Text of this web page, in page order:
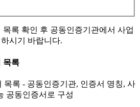
록 확인 후 공동인증기관에서 사업
시기 바랍니다.
목록
목록 - 공동인증기관, 인증서 명칭, 사
공동인증서로 구성